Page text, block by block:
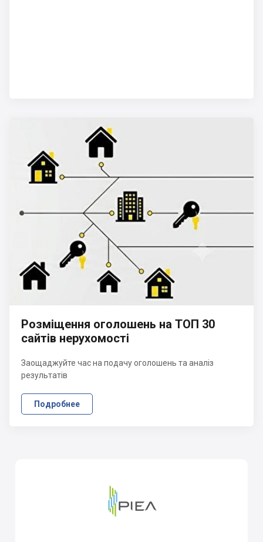
Розміщення оголошень на ТОП 30
сайтів нерухомості
Заощаджуйте час на подачу оголошень та аналіз
результатів
Подробнее